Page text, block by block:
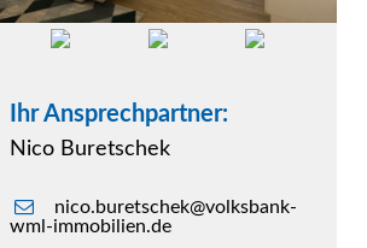
Ihr Ansprechpartner:
Nico Buretschek
nico.buretschek@volksbank-
wml-immobilien.de